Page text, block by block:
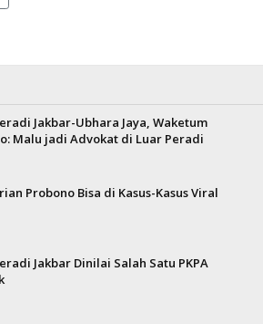
Jakbar-Ubhara Jaya, Waketum
Malu jadi Advokat di Luar Peradi
Probono Bisa di Kasus-Kasus Viral
Jakbar Dinilai Salah Satu PKPA